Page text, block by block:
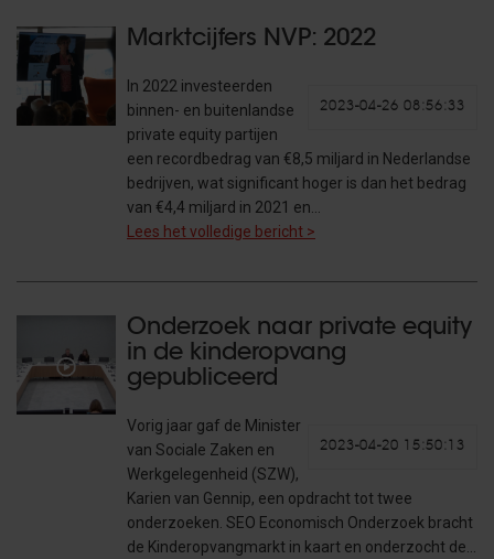
Marktcijfers NVP: 2022
2023-04-26 08:56:33
In 2022 investeerden
binnen- en buitenlandse
private equity partijen
een recordbedrag van €8,5 miljard in Nederlandse
bedrijven, wat significant hoger is dan het bedrag
van €4,4 miljard in 2021 en…
Lees het volledige bericht >
Onderzoek naar private equity
in de kinderopvang
gepubliceerd
2023-04-20 15:50:13
Vorig jaar gaf de Minister
van Sociale Zaken en
Werkgelegenheid (SZW),
Karien van Gennip, een opdracht tot twee
onderzoeken. SEO Economisch Onderzoek bracht
de Kinderopvangmarkt in kaart en onderzocht de…